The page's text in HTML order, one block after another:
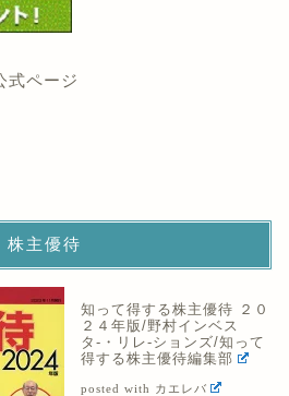
式ページ
株主優待
知って得する株主優待 ２０
２４年版/野村インベス
タ-・リレ-ションズ/知って
得する株主優待編集部
posted with カエレバ